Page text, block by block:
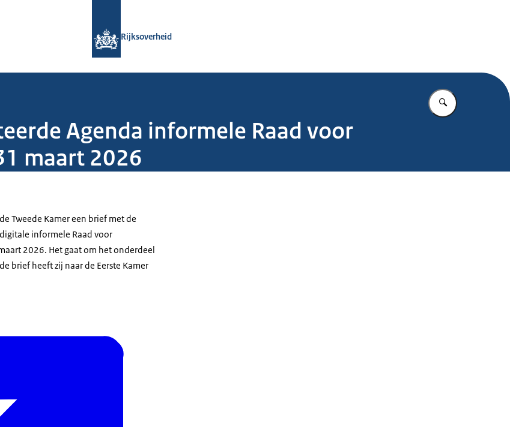
Rijksoverheid
Vul in wat u
Agenda informele Raad voor
maart 2026
Tweede Kamer een brief met de
informele Raad voor
2026. Het gaat om het onderdeel
brief heeft zij naar de Eerste Kamer